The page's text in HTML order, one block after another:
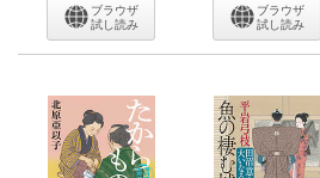
ブラウザ
試し読み
ブラウザ
試し読み